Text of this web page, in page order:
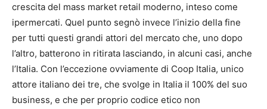
crescita del mass market retail moderno, inteso come
ipermercati. Quel punto segnò invece l’inizio della fine
per tutti questi grandi attori del mercato che, uno dopo
l’altro, batterono in ritirata lasciando, in alcuni casi, anche
l’Italia. Con l’eccezione ovviamente di Coop Italia, unico
attore italiano dei tre, che svolge in Italia il 100% del suo
business, e che per proprio codice etico non